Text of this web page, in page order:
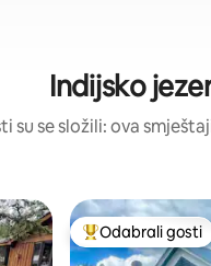
Indijsko
su se složili: ova
„Odabrali gosti”
Među najviše
Odabrali gosti